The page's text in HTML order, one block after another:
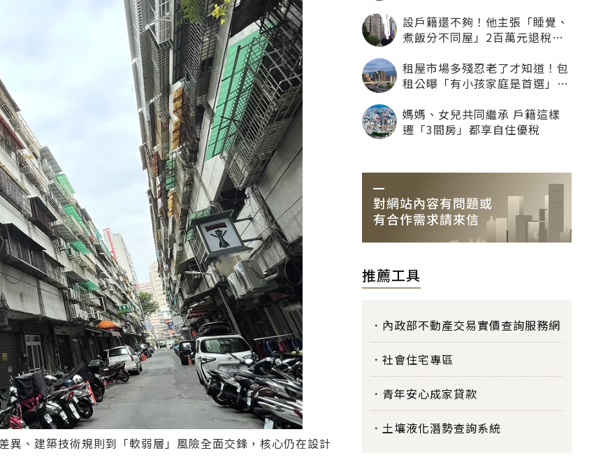
異、建築技術規則到「軟弱層」風險全面交鋒，核心仍在設計
設戶籍還不夠！他主張「睡覺、
煮飯分不同屋」2百萬元退稅照
租屋市場多殘忍老了才知道！包
租公曝「有小孩家庭是首選」：
媽媽、女兒共同繼承 戶籍這樣
遷「3間房」都享自住優稅
推薦工具
內政部不動產交易實價查詢服務網
社會住宅專區
青年安心成家貸款
土壤液化潛勢查詢系統